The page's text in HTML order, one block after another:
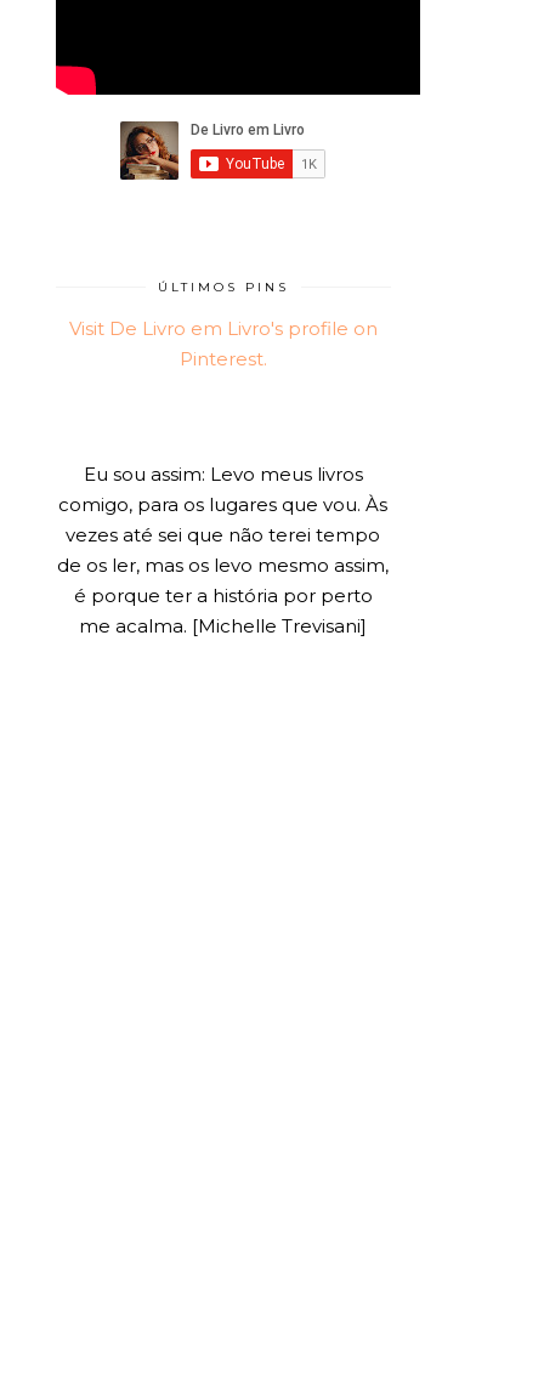
ÚLTIMOS PINS
Visit De Livro em Livro's profile on
Pinterest.
Eu sou assim: Levo meus livros
comigo, para os lugares que vou. Às
vezes até sei que não terei tempo
de os ler, mas os levo mesmo assim,
é porque ter a história por perto
me acalma. [Michelle Trevisani]